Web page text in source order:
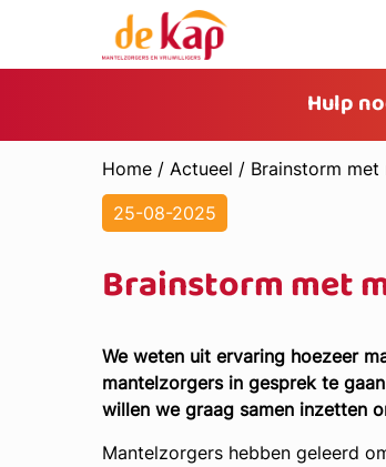
Hulp
Home / Actueel / Brainstorm
25-08-2025
Brainstorm met
We weten uit ervaring hoezeer
mantelzorgers in gesprek te
willen we graag samen inzetten
Mantelzorgers hebben geleerd